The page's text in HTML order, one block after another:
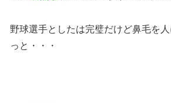
野球選手としたは完璧だけど鼻毛を
っと・・・